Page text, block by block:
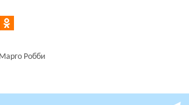
Марго Робби